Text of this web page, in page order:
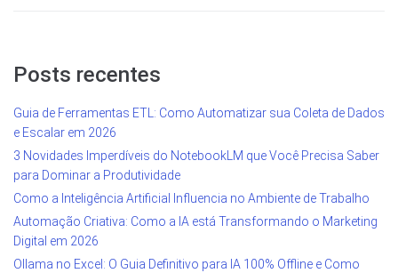
Posts recentes
Guia de Ferramentas ETL: Como Automatizar sua Coleta de Dados
e Escalar em 2026
3 Novidades Imperdíveis do NotebookLM que Você Precisa Saber
para Dominar a Produtividade
Como a Inteligência Artificial Influencia no Ambiente de Trabalho
Automação Criativa: Como a IA está Transformando o Marketing
Digital em 2026
Ollama no Excel: O Guia Definitivo para IA 100% Offline e Como